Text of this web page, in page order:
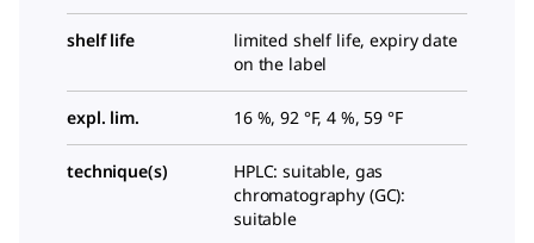
shelf life
limited shelf life, expiry date
on the label
expl. lim. 16 %, 92 °F, 4 %, 59 °F
technique(s)
HPLC: suitable, gas
chromatography (GC):
suitable